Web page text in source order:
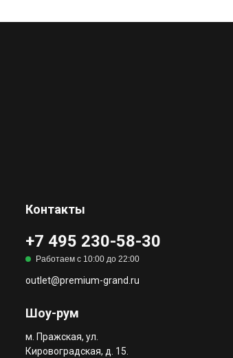
Работаем с 10:00 до 22:00
+7 495 230-58-30
Контакты
Шоу-рум
outlet@premium-grand.ru
м. Пражская, ул.
Кировоградская, д. 15.